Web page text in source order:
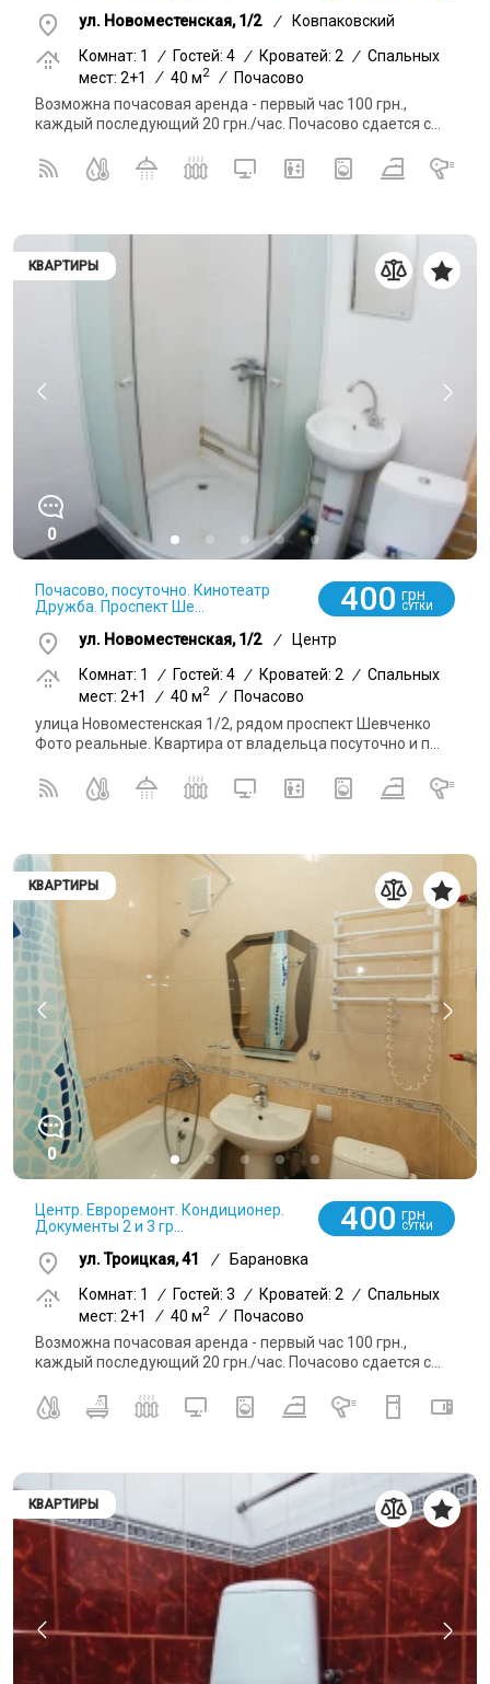
ул. Новоместенская, 1/2 /
Ковпаковский
Комнат: 1
/ Гостей: 4 / Кроватей: 2 / Спальных
мест: 2+1
/ 40 м2 / Почасово
Возможна почасовая аренда - первый час 100 грн.,
каждый последующий 20 грн./час. Почасово сдается с...
КВАРТИРЫ
0
Почасово, посуточно. Кинотеатр
Дружба. Проспект Ше...
400 грн
СУТКИ
ул. Новоместенская, 1/2 /
Центр
Комнат: 1
/ Гостей: 4 / Кроватей: 2 / Спальных
мест: 2+1
/ 40 м2 /
Почасово
улица Новоместенская 1/2, рядом проспект Шевченко
Фото реальные. Квартира от владельца посуточно и п...
КВАРТИРЫ
0
Центр. Евроремонт. Кондиционер.
Документы 2 и 3 гр...
400 грн
СУТКИ
ул. Троицкая, 41 /
Барановка
Комнат: 1
/ Гостей: 3 / Кроватей: 2 / Спальных
мест: 2+1
/ 40 м2 / Почасово
Возможна почасовая аренда - первый час 100 грн.,
каждый последующий 20 грн./час. Почасово сдается с...
КВАРТИРЫ